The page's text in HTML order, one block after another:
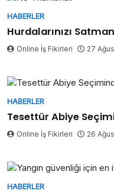
HABERLER
Hurdalarınızı
Online İş Fikirleri 27
HABERLER
Tesettür Abiye
Online İş Fikirleri 26
HABERLER